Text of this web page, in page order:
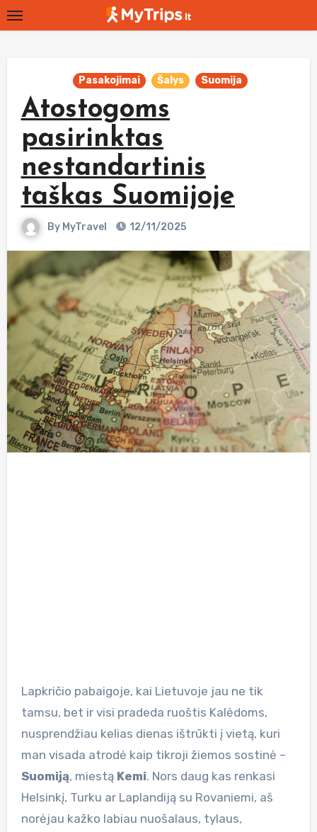
Skip
to
Pasakojimai Šalys Suomija
Atostogoms
pasirinktas
nestandartinis
taškas Suomijoje
By MyTravel 12/11/2025
Lapkričio pabaigoje, kai Lietuvoje jau ne tik
tamsu, bet ir visi pradeda ruoštis Kalėdoms,
nusprendžiau kelias dienas ištrūkti į vietą, kuri
man visada atrodė kaip tikroji žiemos sostinė –
Suomiją, miestą Kemi. Nors daug kas renkasi
Helsinkį, Turku ar Laplandiją su Rovaniemi, aš
norėjau kažko labiau nuošalaus, tylaus,